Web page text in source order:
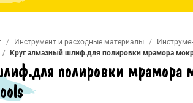
Инструмент и расходные материалы
Круг алмазный шлиф.для полировки мрамора
полировки